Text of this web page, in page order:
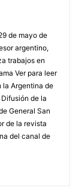
de mayo de
argentino,
trabajos en
Ver para leer
la Argentina de
de la
General San
de la revista
del canal de